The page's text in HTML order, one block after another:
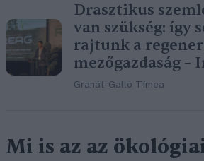
Drasztikus
van szükség: így
rajtunk a
mezőgazdaság –
Granát-Galló Tímea
Mi is az az